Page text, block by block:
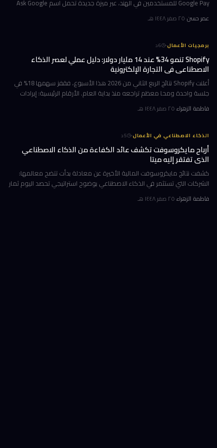
Google Pay للمستخدمين في الهند، عبر ميزة جديدة تحمل اسم Ask Google
عمر حسن·٢٥ صفر ١٤٤٨ هـ
برمجيات الأعمال·
6د
Shopify تنمو 34% عند 14 مليار دولار: دليل عملي لعصر الذكاء
الاصطناعي في التجارة الإلكترونية
أعلنت Shopify نتائج الربع الثاني من 2026 هذا الأسبوع، فقفز سهمها 18% في
جلسة واحدة ومحا معظم تراجعه منذ بداية العام. الأرقام الرئيسية: إيرادات
ربعية 3.58 مليار دولار بنمو 34%، وحجم بضائع إجمالي GMV بل
فاطمة الزهراء·٢٥ صفر ١٤٤٨ هـ
الذكاء الاصطناعي في الأعمال·
5د
أرباح مايكروسوفت تكشف عائد الكفاءة من الذكاء الاصطناعي
الذي تفتقر إليه ميتا
كشفت نتائج مايكروسوفت المالية الأخيرة عن معادلة بدأت تتضح معالمها:
الشركات التي تستثمر في الذكاء الاصطناعي بوضوح استراتيجي تحصد اليوم ثمار
الكفاءة وخفض التكاليف، بينما تتعثر أخرى في تحويل إنفاقها الضخ
فاطمة الزهراء·٢٥ صفر ١٤٤٨ هـ